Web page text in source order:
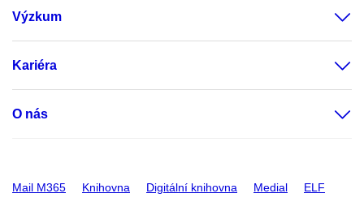
Výzkum
Kariéra
O nás
Mail M365 Knihovna Digitální knihovna Medial ELF